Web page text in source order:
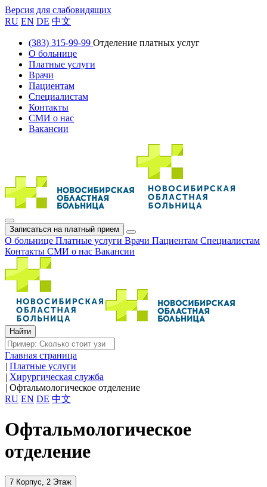
Версия для слабовидящих
RU EN DE 中文
(383) 315-99-99 Отделение платных услуг
О больнице
Платные услуги
Врачи
Пациентам
Специалистам
Контакты
СМИ о нас
Вакансии
Записаться на платный прием
О больнице Платные услуги Врачи Пациентам Специалистам
Контакты СМИ о нас Вакансии
Главная страница
| Платные услуги
| Хирургическая служба
| Офтальмологическое отделение
RU EN DE 中文
Офтальмологическое
отделение
7 Корпус, 2 Этаж